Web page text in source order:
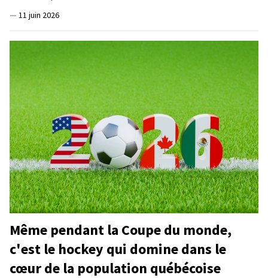
— 11 juin 2026
Même pendant la Coupe du monde,
c'est le hockey qui domine dans le
cœur de la population québécoise